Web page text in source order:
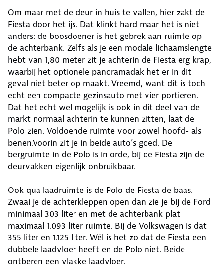
Om maar met de deur in huis te vallen, hier zakt de
Fiesta door het ijs. Dat klinkt hard maar het is niet
anders: de boosdoener is het gebrek aan ruimte op
de achterbank. Zelfs als je een modale lichaamslengte
hebt van 1,80 meter zit je achterin de Fiesta erg krap,
waarbij het optionele panoramadak het er in dit
geval niet beter op maakt. Vreemd, want dit is toch
echt een compacte gezinsauto met vier portieren.
Dat het echt wel mogelijk is ook in dit deel van de
markt normaal achterin te kunnen zitten, laat de
Polo zien. Voldoende ruimte voor zowel hoofd- als
benen.Voorin zit je in beide auto’s goed. De
bergruimte in de Polo is in orde, bij de Fiesta zijn de
deurvakken eigenlijk onbruikbaar.
Ook qua laadruimte is de Polo de Fiesta de baas.
Zwaai je de achterkleppen open dan zie je bij de Ford
minimaal 303 liter en met de achterbank plat
maximaal 1.093 liter ruimte. Bij de Volkswagen is dat
355 liter en 1.125 liter. Wél is het zo dat de Fiesta een
dubbele laadvloer heeft en de Polo niet. Beide
ontberen een vlakke laadvloer.